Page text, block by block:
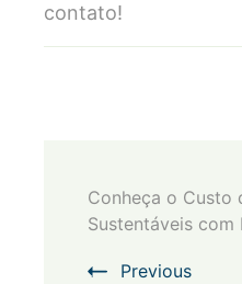
contato!
Conheça o Custo
Sustentáveis com
Previous